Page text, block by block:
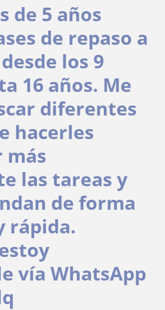
de 5 años
de repaso a
los 9
16 años. Me
diferentes
hacerles
más
las tareas y
de forma
rápida.
vía WhatsApp